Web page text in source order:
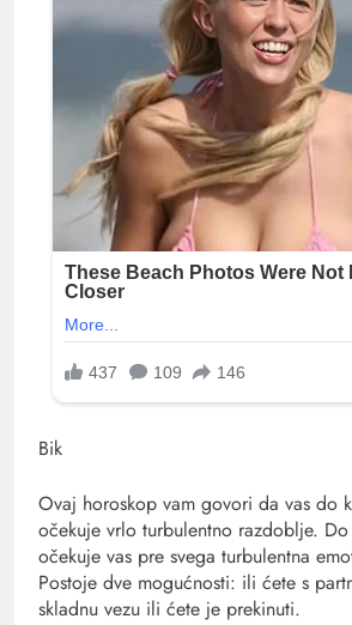
Bik
Ovaj horoskop vam govori da vas do
očekuje vrlo turbulentno razdoblje.
očekuje vas pre svega turbulentna
Postoje dve mogućnosti: ili ćete s
skladnu vezu ili ćete je prekinuti.